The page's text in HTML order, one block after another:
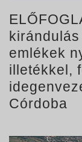
emlékek
illetékkel,
Córdoba